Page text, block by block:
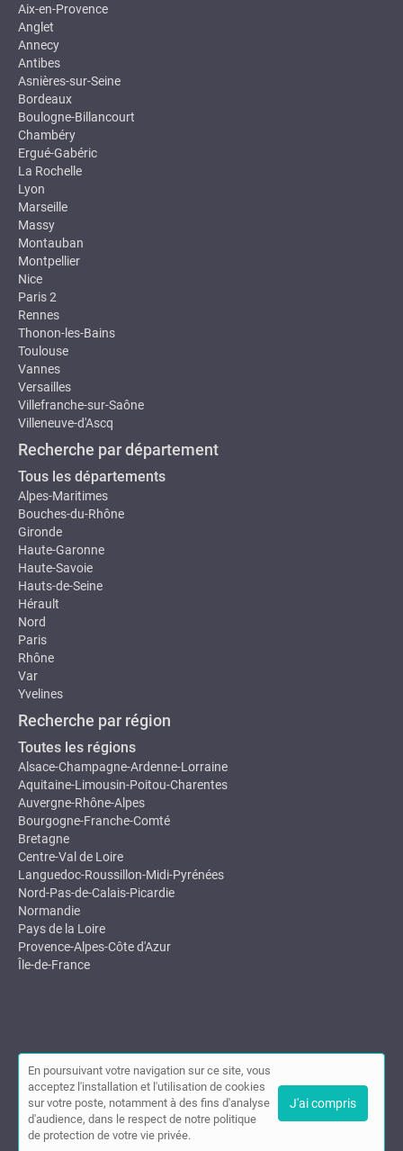
Aix-en-Provence
Anglet
Annecy
Antibes
Asnières-sur-Seine
Bordeaux
Boulogne-Billancourt
Chambéry
Ergué-Gabéric
La Rochelle
Lyon
Marseille
Massy
Montauban
Montpellier
Nice
Paris 2
Rennes
Thonon-les-Bains
Toulouse
Vannes
Versailles
Villefranche-sur-Saône
Villeneuve-d'Ascq
Recherche par département
Tous les départements
Alpes-Maritimes
Bouches-du-Rhône
Gironde
Haute-Garonne
Haute-Savoie
Hauts-de-Seine
Hérault
Nord
Paris
Rhône
Var
Yvelines
Recherche par région
Toutes les régions
Alsace-Champagne-Ardenne-Lorraine
Aquitaine-Limousin-Poitou-Charentes
Auvergne-Rhône-Alpes
Bourgogne-Franche-Comté
Bretagne
Centre-Val de Loire
Languedoc-Roussillon-Midi-Pyrénées
Nord-Pas-de-Calais-Picardie
Normandie
Pays de la Loire
Provence-Alpes-Côte d'Azur
Île-de-France
© Osteopathe.eu 2026 |Plan du site|Mon compte
Cet annuaire a été créé avec ❤ par
En poursuivant votre navigation sur ce site, vous
acceptez l'installation et l'utilisation de cookies
sur votre poste, notamment à des fins d'analyse
d'audience, dans le respect de notre politique
de protection de votre vie privée.
J'ai compris